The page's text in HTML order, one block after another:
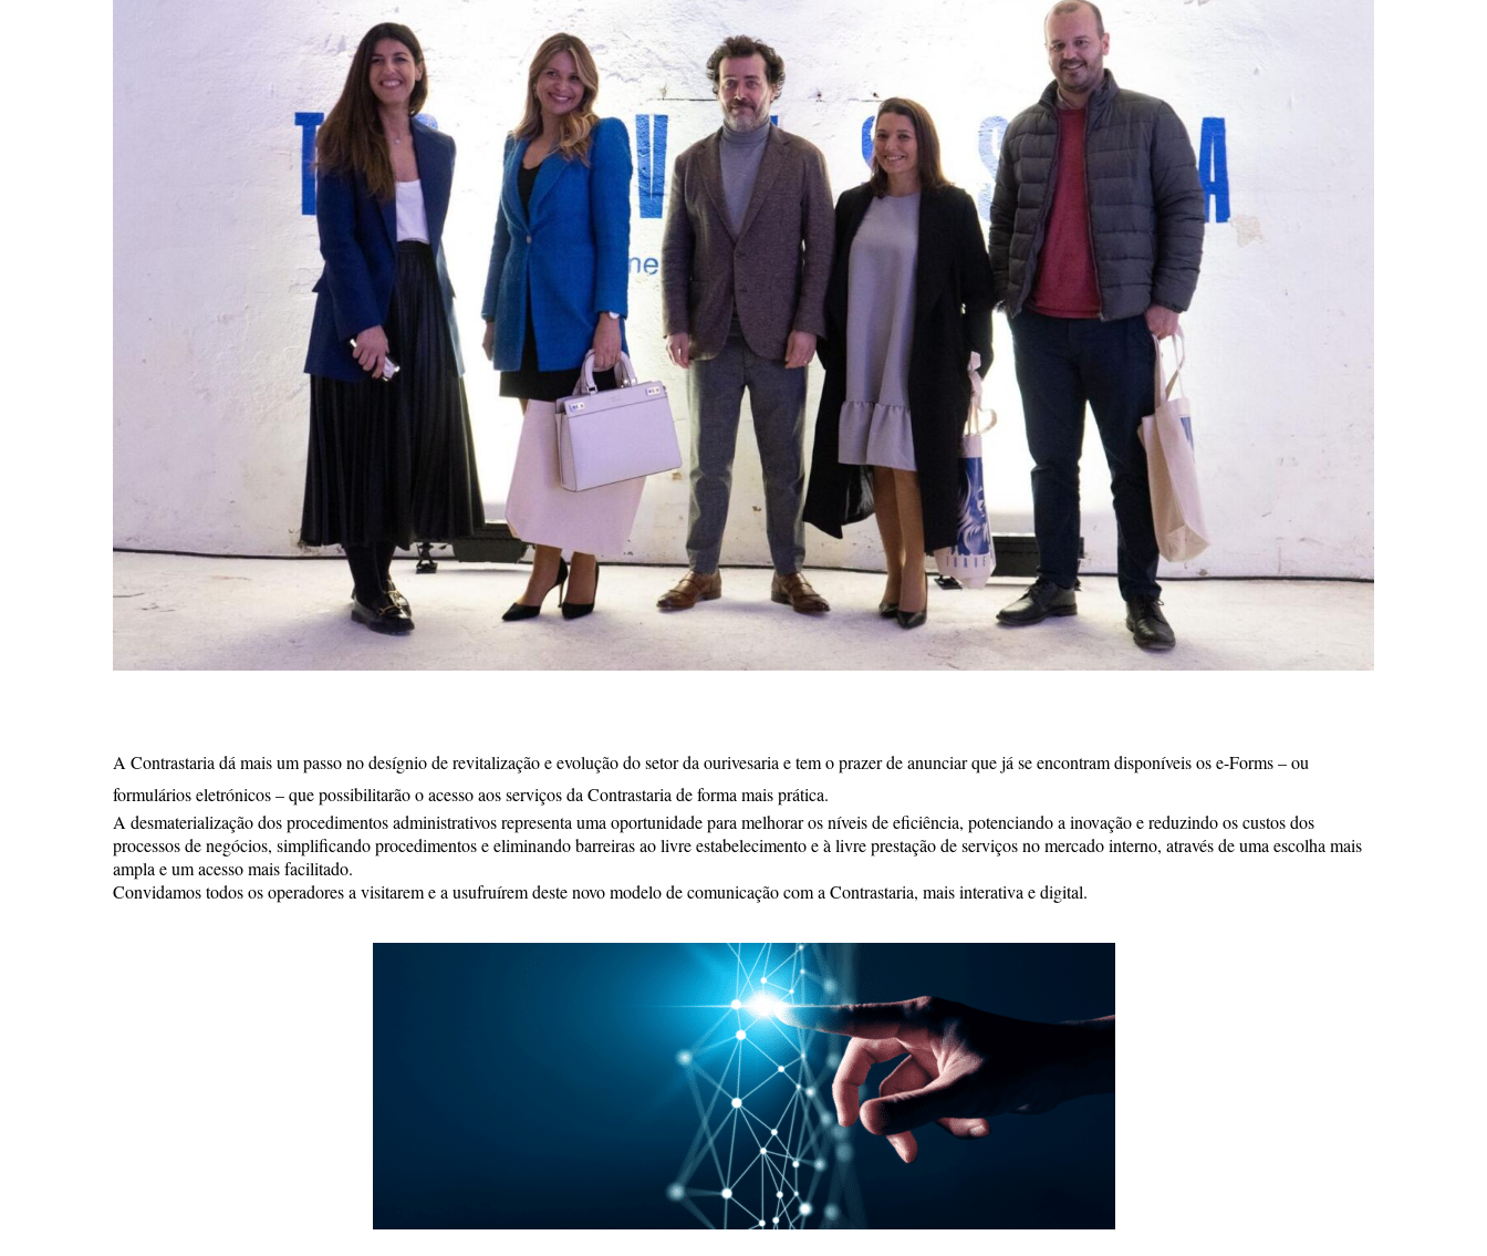
A Contrastaria dá mais um passo no desígnio de revitalização e evolução do setor da ourivesaria e tem o prazer de anunciar que já se encontram disponíveis os e-Forms – ou
formulários eletrónicos – que possibilitarão o acesso aos serviços da Contrastaria de forma mais prática.
A desmaterialização dos procedimentos administrativos representa uma oportunidade para melhorar os níveis de eficiência, potenciando a inovação e reduzindo os custos dos
processos de negócios, simplificando procedimentos e eliminando barreiras ao livre estabelecimento e à livre prestação de serviços no mercado interno, através de uma escolha mais
ampla e um acesso mais facilitado.
Convidamos todos os operadores a visitarem e a usufruírem deste novo modelo de comunicação com a Contrastaria, mais interativa e digital.